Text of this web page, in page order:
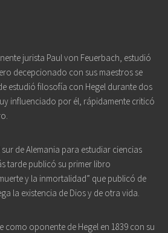
jurista Paul von Feuerbach, estudió
decepcionado con sus maestros se
estudió filosofía con Hegel durante dos
influenciado por él, rápidamente criticó
sur de Alemania para estudiar ciencias
tarde publicó su primer libro
y la inmortalidad” que publicó de
la existencia de Dios y de otra vida.
como oponente de Hegel en 1839 con su